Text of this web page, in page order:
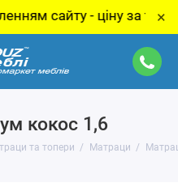
сайту - ціну за товар ×
кокос 1,6
та топери Матраци